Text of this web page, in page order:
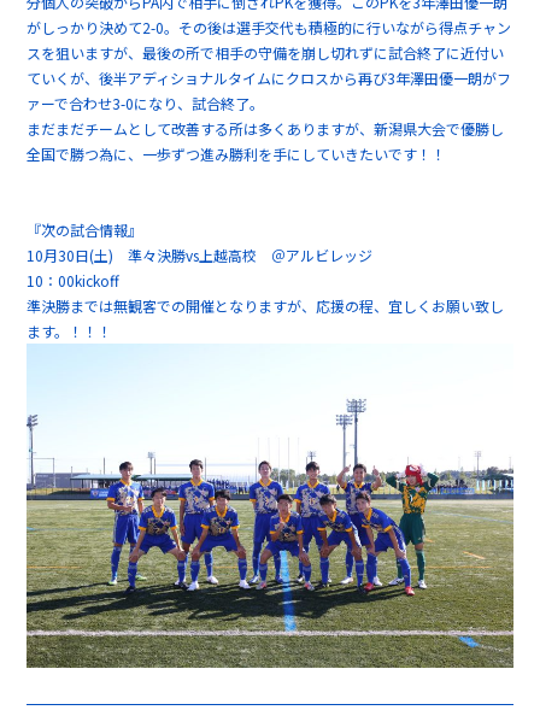
がしっかり決めて2-0。その後は選手交代も積極的に行いながら得点チャン
スを狙いますが、最後の所で相手の守備を崩し切れずに試合終了に近付い
ていくが、後半アディショナルタイムにクロスから再び3年澤田優一朗がフ
ァーで合わせ3-0になり、試合終了。
まだまだチームとして改善する所は多くありますが、新潟県大会で優勝し
全国で勝つ為に、一歩ずつ進み勝利を手にしていきたいです！！
『次の試合情報』
10月30日(土) 準々決勝vs上越高校 ＠アルビレッジ
10：00kickoff
準決勝までは無観客での開催となりますが、応援の程、宜しくお願い致し
ます。！！！